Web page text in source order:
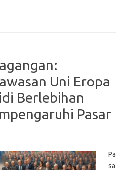
Uni Eropa
Berlebihan
Pasar
Pa
sa